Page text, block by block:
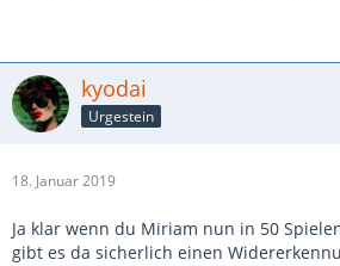
kyodai
Urgestein
18. Januar 2019
Ja klar wenn du Miriam nun in 50
gibt es da sicherlich einen